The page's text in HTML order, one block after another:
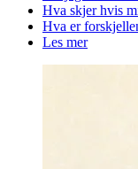
Hva skjer hvis
Hva er
Les mer